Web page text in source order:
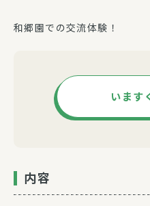
和郷園での交流体験！
います
内容